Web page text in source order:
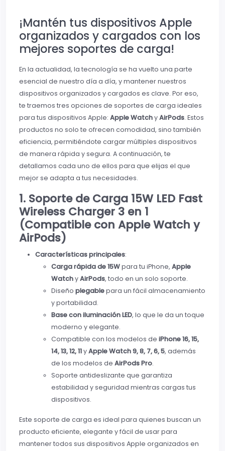
¡Mantén tus dispositivos Apple
organizados y cargados con los
mejores soportes de carga!
En la actualidad, la tecnología se ha vuelto una parte
esencial de nuestro día a día, y mantener nuestros
dispositivos organizados y cargados es clave. Por eso,
te traemos tres opciones de soportes de carga ideales
para tus dispositivos Apple: Apple WatchyAirPods. Estos
productos no solo te ofrecen comodidad, sino también
eficiencia, permitiéndote cargar múltiples dispositivos
de manera rápida y segura. A continuación, te
detallamos cada uno de ellos para que elijas el que
mejor se adapta a tus necesidades.
1. Soporte de Carga 15W LED Fast
Wireless Charger 3 en 1
(Compatible con Apple Watch y
AirPods)
Características principales:
Carga rápida de 15Wpara tu iPhone, Apple
WatchyAirPods, todo en un solo soporte.
Diseño plegablepara un fácil almacenamiento
y portabilidad.
Base con iluminación LED, lo que le da un toque
moderno y elegante.
Compatible con los modelos de iPhone 16, 15,
14, 13, 12, 11yApple Watch 9, 8, 7, 6, 5, además
de los modelos de AirPods Pro.
Soporte antideslizante que garantiza
estabilidad y seguridad mientras cargas tus
dispositivos.
Este soporte de carga es ideal para quienes buscan un
producto eficiente, elegante y fácil de usar para
mantener todos sus dispositivos Apple organizados en